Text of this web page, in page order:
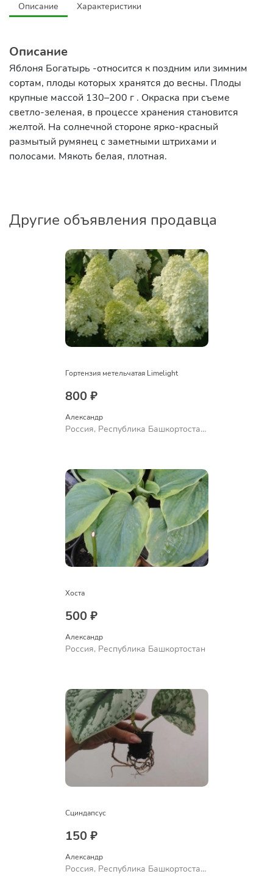
Описание Характеристики
Описание
Яблоня Богатырь -относится к поздним или зимним
сортам, плоды которых хранятся до весны. Плоды
крупные массой 130–200 г . Окраска при съеме
светло-зеленая, в процессе хранения становится
желтой. На солнечной стороне ярко-красный
размытый румянец с заметными штрихами и
полосами. Мякоть белая, плотная.
Другие объявления продавца
Гортензия метельчатая Limelight
800 ₽
Александр
Россия, Республика Башкортостан,
Хоста
500 ₽
Александр
Россия, Республика Башкортостан
Сциндапсус
150 ₽
Александр
Россия, Республика Башкортостан,